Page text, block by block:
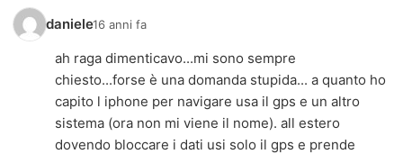
daniele16 anni fa
ah raga dimenticavo...mi sono sempre
chiesto...forse è una domanda stupida... a quanto ho
capito l iphone per navigare usa il gps e un altro
sistema (ora non mi viene il nome). all estero
dovendo bloccare i dati usi solo il gps e prende